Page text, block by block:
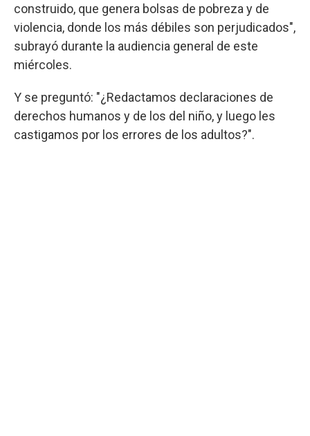
construido, que genera bolsas de pobreza y de
violencia, donde los más débiles son perjudicados",
subrayó durante la audiencia general de este
miércoles.
Y se preguntó: "¿Redactamos declaraciones de
derechos humanos y de los del niño, y luego les
castigamos por los errores de los adultos?".